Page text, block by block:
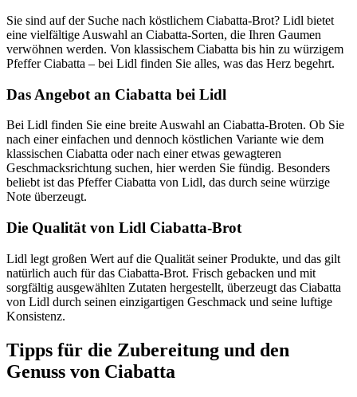
Sie sind auf der Suche nach köstlichem Ciabatta-Brot? Lidl bietet
eine vielfältige Auswahl an Ciabatta-Sorten, die Ihren Gaumen
verwöhnen werden. Von klassischem Ciabatta bis hin zu würzigem
Pfeffer Ciabatta – bei Lidl finden Sie alles, was das Herz begehrt.
Das Angebot an Ciabatta bei Lidl
Bei Lidl finden Sie eine breite Auswahl an Ciabatta-Broten. Ob Sie
nach einer einfachen und dennoch köstlichen Variante wie dem
klassischen Ciabatta oder nach einer etwas gewagteren
Geschmacksrichtung suchen, hier werden Sie fündig. Besonders
beliebt ist das Pfeffer Ciabatta von Lidl, das durch seine würzige
Note überzeugt.
Die Qualität von Lidl Ciabatta-Brot
Lidl legt großen Wert auf die Qualität seiner Produkte, und das gilt
natürlich auch für das Ciabatta-Brot. Frisch gebacken und mit
sorgfältig ausgewählten Zutaten hergestellt, überzeugt das Ciabatta
von Lidl durch seinen einzigartigen Geschmack und seine luftige
Konsistenz.
Tipps für die Zubereitung und den
Genuss von Ciabatta